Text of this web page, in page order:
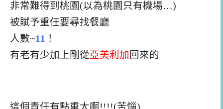
非常難得到桃園(以為桃園只有機場…)
被賦予重任要尋找餐廳
人數~11 ！
有老有少加上剛從亞美利加 回來的
這個責任有點重大啊!!!!(苦惱)